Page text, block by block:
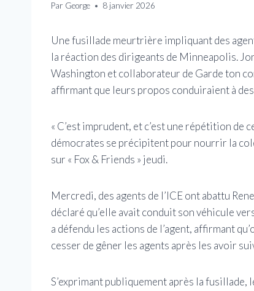
Par George 8 janvier 2026
Une fusillade meurtrière impliquant des
la réaction des dirigeants de Minneapolis.
Washington et collaborateur de Garde ton
affirmant que leurs propos conduiraient à
« C’est imprudent, et c’est une répétition de
démocrates se précipitent pour nourrir la
sur « Fox & Friends » jeudi.
Mercredi, des agents de l’ICE ont abattu
déclaré qu’elle avait conduit son véhicule
a défendu les actions de l’agent, affirmant
cesser de gêner les agents après les avoir
S’exprimant publiquement après la fusillade,